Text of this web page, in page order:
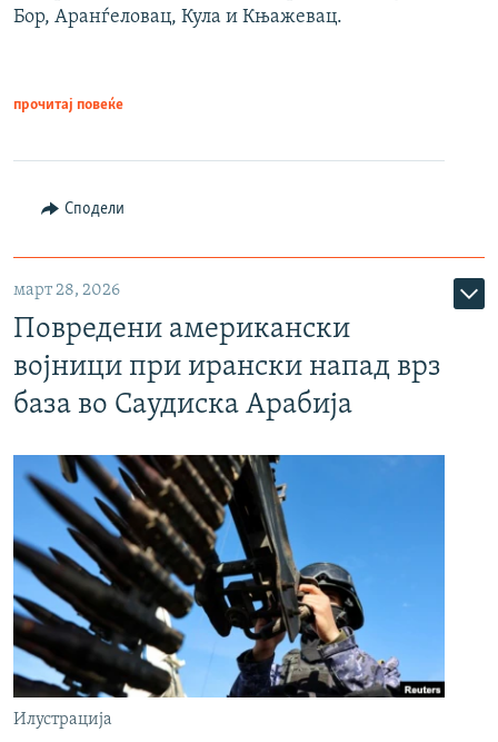
Бор, Аранѓеловац, Кула и Књажевац.
прочитај повеќе
Сподели
март 28, 2026
Повредени американски
војници при ирански напад врз
база во Саудиска Арабија
Илустрација